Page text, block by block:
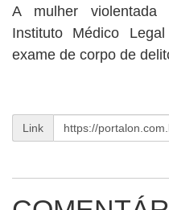
A mulher
Instituto Médico
exame de corpo de
Link